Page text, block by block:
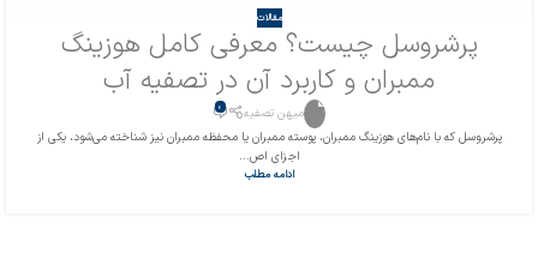
مقالات
پرشروسل چیست؟ معرفی کامل هوزینگ
ممبران و کاربرد آن در تصفیه آب
میهن تصفیه 0
پرشروسل که با نام‌های هوزینگ ممبران، پوسته ممبران یا محفظه ممبران نیز شناخته می‌شود، یکی از
اجزای اص...
ادامه مطلب